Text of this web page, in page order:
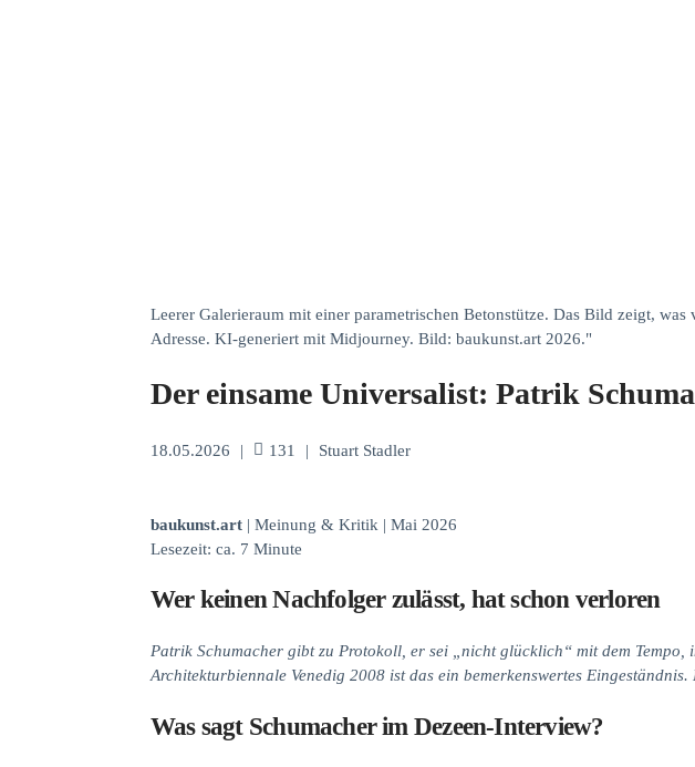
Leerer Galerieraum mit einer parametrischen Betonstütze. Das Bild zeigt,
Adresse. KI-generiert mit Midjourney. Bild: baukunst.art 2026."
Der einsame Universalist: Patrik
18.05.2026 | 131 | Stuart Stadler
baukunst.art | Meinung & Kritik | Mai 2026
Lesezeit: ca. 7 Minute
Wer keinen Nachfolger zulässt, hat schon verloren
Patrik Schumacher gibt zu Protokoll, er sei „nicht glücklich“ mit dem
Architekturbiennale Venedig 2008 ist das ein bemerkenswertes
Was sagt Schumacher im Dezeen-Interview?